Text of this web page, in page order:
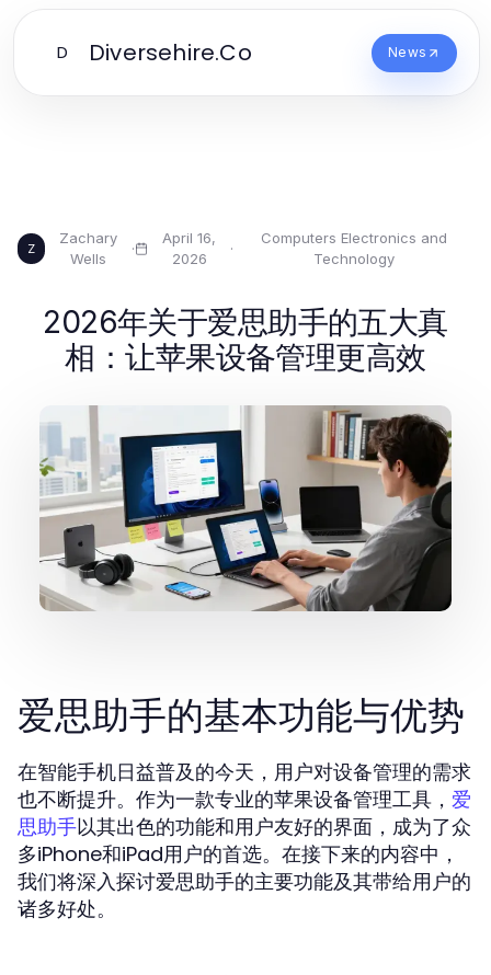
D Diversehire.Co News
Z
Zachary
Wells
·
April 16,
2026
·
Computers Electronics and
Technology
2026年关于爱思助手的五大真
相：让苹果设备管理更高效
爱思助手的基本功能与优势
在智能手机日益普及的今天，用户对设备管理的需求
也不断提升。作为一款专业的苹果设备管理工具， 爱
思助手以其出色的功能和用户友好的界面，成为了众
多iPhone和iPad用户的首选。在接下来的内容中，
我们将深入探讨爱思助手的主要功能及其带给用户的
诸多好处。